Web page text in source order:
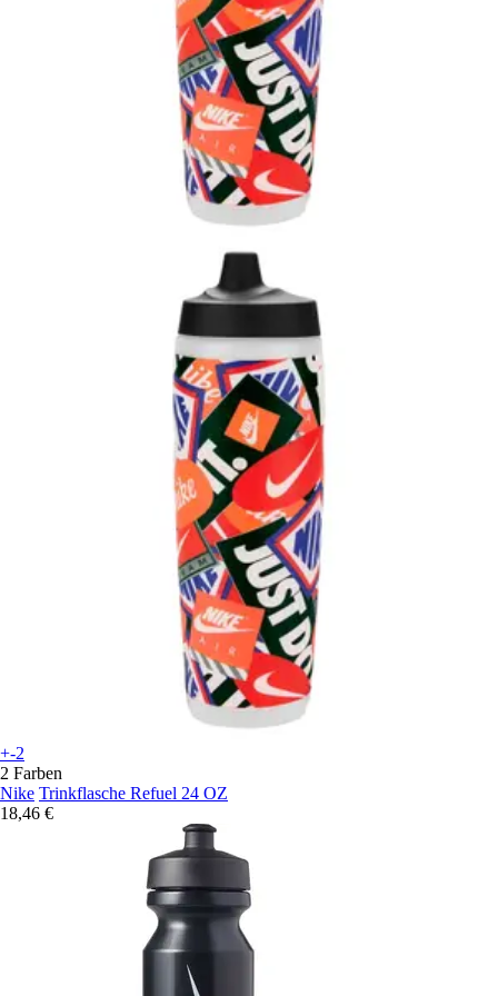
+-2
2 Farben
Nike Trinkflasche Refuel 24 OZ
18,46 €